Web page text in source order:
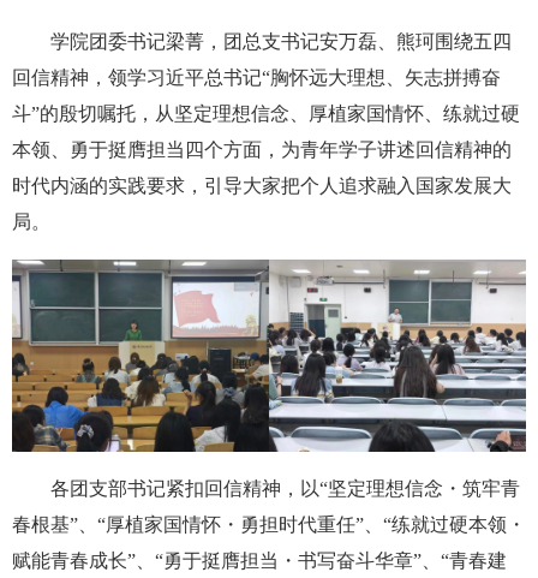
学院团委书记梁菁，团总支书记安万磊、熊珂围绕五四
回信精神，领学习近平总书记“胸怀远大理想、矢志拼搏奋
斗”的殷切嘱托，从坚定理想信念、厚植家国情怀、练就过硬
本领、勇于挺膺担当四个方面，为青年学子讲述回信精神的
时代内涵的实践要求，引导大家把个人追求融入国家发展大
局。
各团支部书记紧扣回信精神，以“坚定理想信念・筑牢青
春根基”、“厚植家国情怀・勇担时代重任”、“练就过硬本领・
赋能青春成长”、“勇于挺膺担当・书写奋斗华章”、“青春建